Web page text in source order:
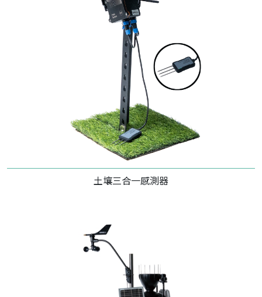
土壤三合一感測器